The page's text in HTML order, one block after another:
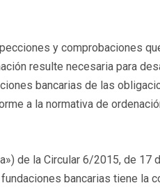
y comprobaciones
resulte necesaria para
bancarias de las
a la normativa de
de la Circular 6/2015, de 17
bancarias tiene la